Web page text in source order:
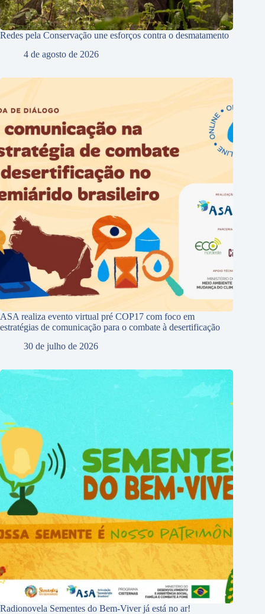
Redes pela Conservação une esforços contra o desmatamento
4 de agosto de 2026
ASA realiza evento virtual pré COP17 com foco em
estratégias de comunicação para o combate à desertificação
30 de julho de 2026
Radionovela Sementes do Bem-Viver já está no ar!